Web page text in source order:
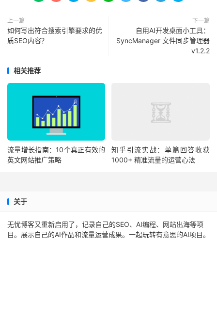
上一篇
如何写出符合搜索引擎要求的优
质SEO内容？
下一篇
自用AI开发桌面小工具：
SyncManager 文件同步管理器
v1.2.2
相关推荐
流量增长指南：10个真正有效的
英文网站推广策略
知乎引流实战：单篇回答收获
1000+ 精准流量的运营心法
关于
无忧博客又重新启用了，记录自己的SEO、AI编程、网站出海等项
目。展示自己的AI作品和流量运营成果。一起玩转有意思的AI项目。